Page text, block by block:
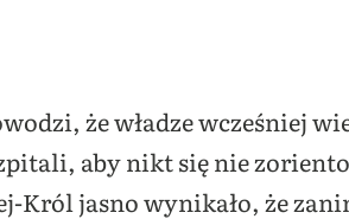
że władze wcześniej
aby nikt się nie
jasno wynikało, że